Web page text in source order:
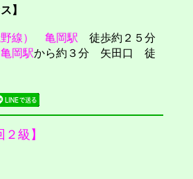
】
線） 亀岡駅 徒歩約２５分
亀岡駅から約３分 矢田口 徒
級】